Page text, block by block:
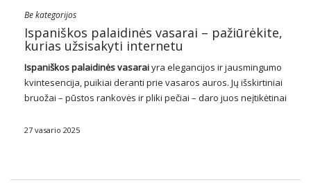
Be kategorijos
Ispaniškos palaidinės vasarai – pažiūrėkite,
kurias užsisakyti internetu
Ispaniškospalaidinėsvasaraiyra elegancijos ir jausmingumo
kvintesencija, puikiai deranti prie vasaros auros. Jų išskirtiniai
bruožai – pūstos rankovės ir pliki pečiai – daro juos neįtikėtinai
moteriškos palaidinės
27 vasario 2025